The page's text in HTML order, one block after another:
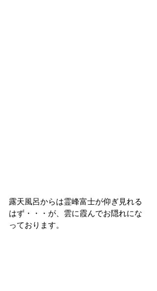
露天風呂からは霊峰富士が仰ぎ見れる
はず・・・が、雲に霞んでお隠れにな
っております。